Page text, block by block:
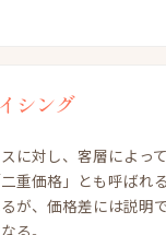
シング
に対し、客層によっ
重価格」とも呼ばれ
が、価格差には説明
る。